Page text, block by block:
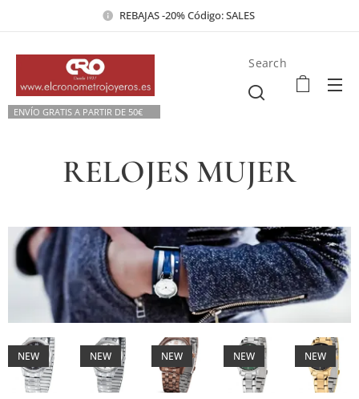
REBAJAS -20% Código: SALES
ENVÍO GRATIS A PARTIR DE 50€💫
Search
RELOJES MUJER
NEW NEW NEW NEW NEW